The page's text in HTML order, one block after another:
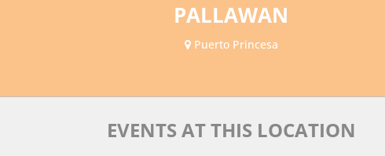
PALLAWAN
Puerto Princesa
EVENTS AT THIS LOCATION